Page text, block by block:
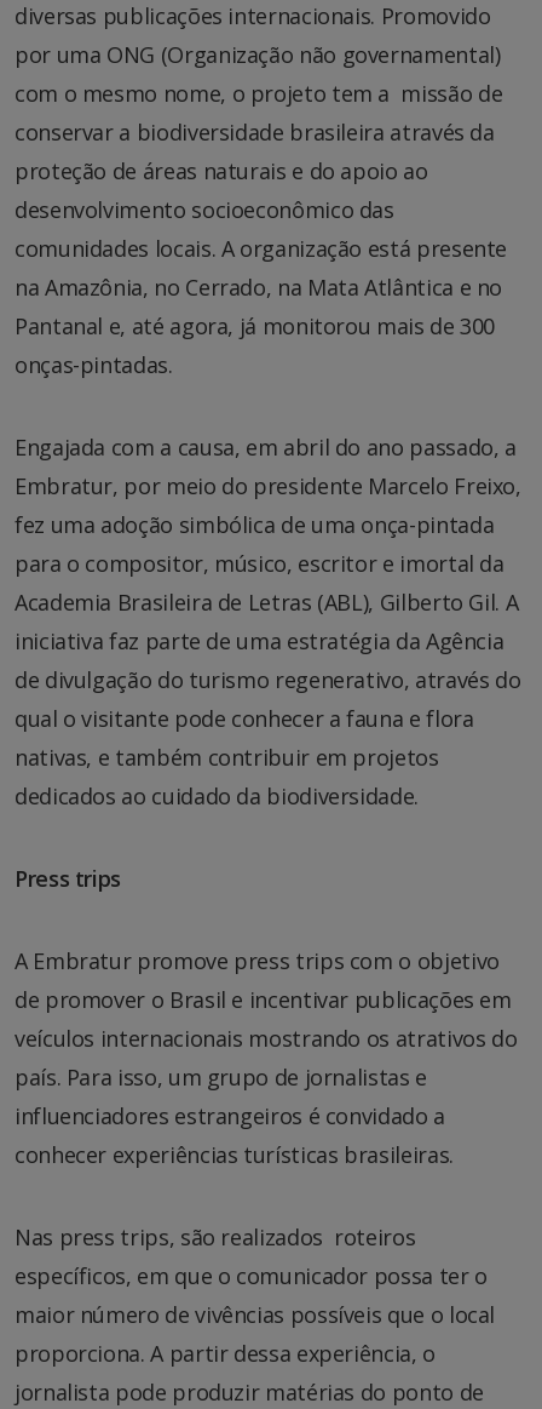
diversas publicações internacionais. Promovido
por uma ONG (Organização não governamental)
com o mesmo nome, o projeto tem a missão de
conservar a biodiversidade brasileira através da
proteção de áreas naturais e do apoio ao
desenvolvimento socioeconômico das
comunidades locais. A organização está presente
na Amazônia, no Cerrado, na Mata Atlântica e no
Pantanal e, até agora, já monitorou mais de 300
onças-pintadas.
Engajada com a causa, em abril do ano passado, a
Embratur, por meio do presidente Marcelo Freixo,
fez uma adoção simbólica de uma onça-pintada
para o compositor, músico, escritor e imortal da
Academia Brasileira de Letras (ABL), Gilberto Gil. A
iniciativa faz parte de uma estratégia da Agência
de divulgação do turismo regenerativo, através do
qual o visitante pode conhecer a fauna e flora
nativas, e também contribuir em projetos
dedicados ao cuidado da biodiversidade.
Press trips
A Embratur promove press trips com o objetivo
de promover o Brasil e incentivar publicações em
veículos internacionais mostrando os atrativos do
país. Para isso, um grupo de jornalistas e
influenciadores estrangeiros é convidado a
conhecer experiências turísticas brasileiras.
Nas press trips, são realizados roteiros
específicos, em que o comunicador possa ter o
maior número de vivências possíveis que o local
proporciona. A partir dessa experiência, o
jornalista pode produzir matérias do ponto de